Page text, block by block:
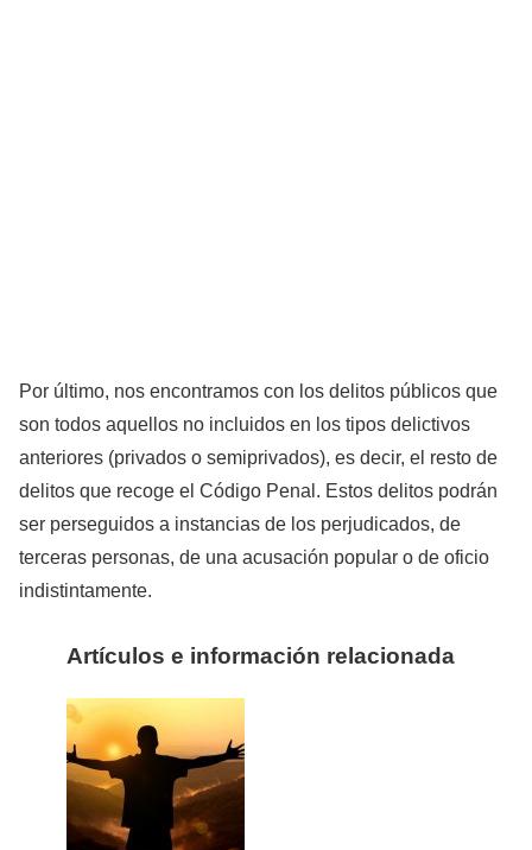
Por último, nos encontramos con los delitos públicos que
son todos aquellos no incluidos en los tipos delictivos
anteriores (privados o semiprivados), es decir, el resto de
delitos que recoge el Código Penal. Estos delitos podrán
ser perseguidos a instancias de los perjudicados, de
terceras personas, de una acusación popular o de oficio
indistintamente.
Artículos e información relacionada